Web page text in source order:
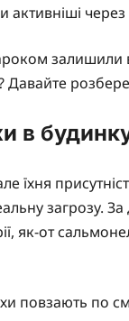
активніші
Давайте
в
їхня
загрозу. За
як-от
повзають по